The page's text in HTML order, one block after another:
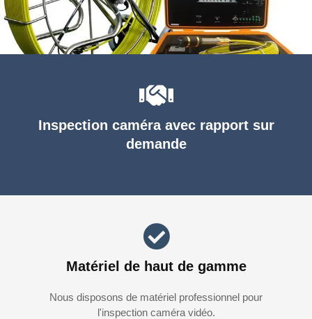
Inspection caméra avec rapport sur
demande
Matériel de haut de gamme
Nous disposons de matériel professionnel pour
l'inspection caméra vidéo.